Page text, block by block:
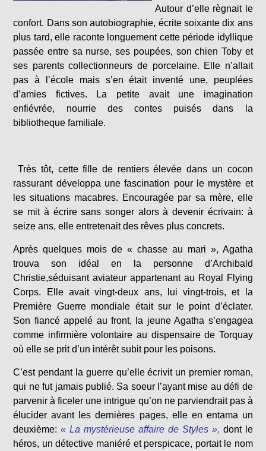
Autour d’elle règnait le
confort. Dans son autobiographie, écrite soixante dix ans
plus tard, elle raconte longuement cette période idyllique
passée entre sa nurse, ses poupées, son chien Toby et
ses parents collectionneurs de porcelaine. Elle n’allait
pas à l’école mais s’en était inventé une, peuplées
d’amies fictives. La petite avait une imagination
enfiévrée, nourrie des contes puisés dans la
bibliotheque familiale.
Très tôt, cette fille de rentiers élevée dans un cocon
rassurant développa une fascination pour le mystère et
les situations macabres. Encouragée par sa mère, elle
se mit à écrire sans songer alors à devenir écrivain: à
seize ans, elle entretenait des rêves plus concrets.
Après quelques mois de « chasse au mari », Agatha
trouva son idéal en la personne d’Archibald
Christie,séduisant aviateur appartenant au Royal Flying
Corps. Elle avait vingt-deux ans, lui vingt-trois, et la
Première Guerre mondiale était sur le point d’éclater.
Son fiancé appelé au front, la jeune Agatha s’engagea
comme infirmière volontaire au dispensaire de Torquay
où elle se prit d’un intérêt subit pour les poisons.
C’est pendant la guerre qu’elle écrivit un premier roman,
qui ne fut jamais publié. Sa soeur l’ayant mise au défi de
parvenir à ficeler une intrigue qu’on ne parviendrait pas à
élucider avant les dernières pages, elle en entama un
deuxième: « La mystérieuse affaire de Styles », dont le
héros, un détective maniéré et perspicace, portait le nom